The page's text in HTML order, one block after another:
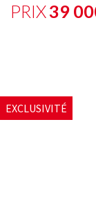
PRIX39
EXCLUSIVITÉ